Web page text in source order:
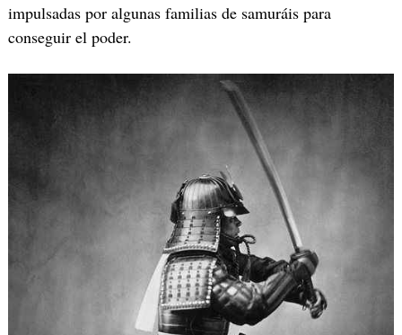
impulsadas por algunas familias de samuráis para
conseguir el poder.